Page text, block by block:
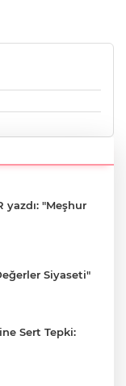
yazdı: "Meşhur
Siyaseti"
Sert Tepki: